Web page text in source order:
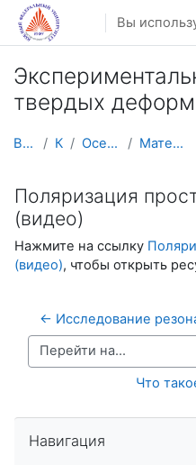
Перейти к основному
Вы
твердых
В начало Курсы Осенний семестр Математика, механика
Поляризация
(видео)
Нажмите на ссылку
(видео), чтобы открыть
← Исследование
Перейти на...
Что
Навигация